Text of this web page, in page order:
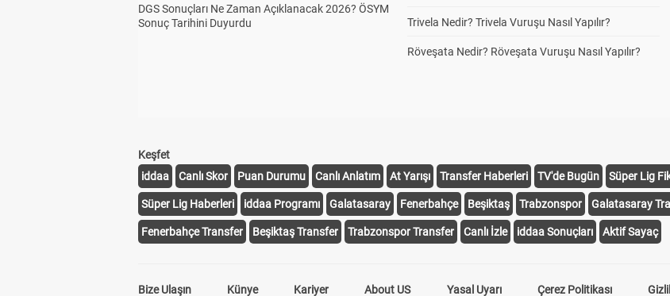
DGS Sonuçları Ne Zaman Açıklanacak 2026? ÖSYM
Sonuç Tarihini Duyurdu
Trivela Nedir? Trivela Vuruşu Nasıl Yapılır?
Röveşata Nedir? Röveşata Vuruşu Nasıl Yapılır?
Keşfet
iddaa
Canlı Skor Puan Durumu Canlı Anlatım At Yarışı Transfer Haberleri TV'de Bugün Süper Lig
Süper Lig Haberleri iddaa Programı Galatasaray Fenerbahçe Beşiktaş Trabzonspor Galatasaray
Fenerbahçe Transfer Beşiktaş Transfer Trabzonspor Transfer Canlı İzle iddaa Sonuçları Aktif Sayaç
Bize Ulaşın Künye Kariyer About US Yasal Uyarı Çerez Politikası